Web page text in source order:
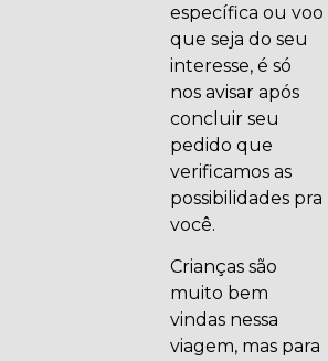
específica ou voo
que seja do seu
interesse, é só
nos avisar após
concluir seu
pedido que
verificamos as
possibilidades pra
você.
Crianças são
muito bem
vindas nessa
viagem, mas para